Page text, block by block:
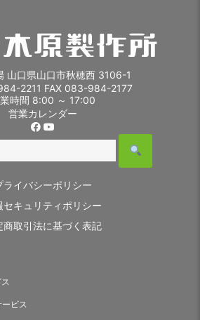
山口県山口市秋穂西 3106-1
2211 FAX 083-984-2177
時間 8:00 ～ 17:00
営業カレンダー
ライバシーポリシー
セキュリティポリシー
商取引法に基づく表記
ビス